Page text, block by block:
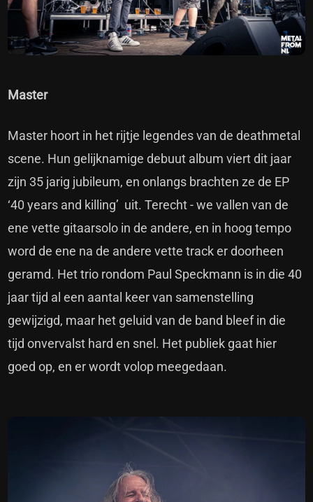
Master
Master hoort in het rijtje legendes van de deathmetal
scene. Hun gelijknamige debuut album viert dit jaar
zijn 35 jarig jubileum, en onlangs brachten ze de EP
‘40 years and killing’ uit. Terecht - we vallen van de
ene vette gitaarsolo in de andere, en in hoog tempo
word de ene na de andere vette track er doorheen
geramd. Het trio rondom Paul Speckmann is in die 40
jaar tijd al een aantal keer van samenstelling
gewijzigd, maar het geluid van de band bleef in die
tijd onvervalst hard en snel. Het publiek gaat hier
goed op, en er wordt volop meegedaan.